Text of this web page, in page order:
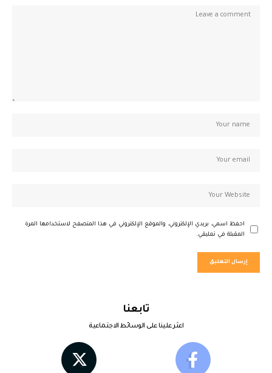
احفظ اسمي، بريدي الإلكتروني، والموقع الإلكتروني في هذا المتصفح لاستخدامها المرة
المقبلة في تعليقي.
تابعنا
اعثر علينا على الوسائط الاجتماعية